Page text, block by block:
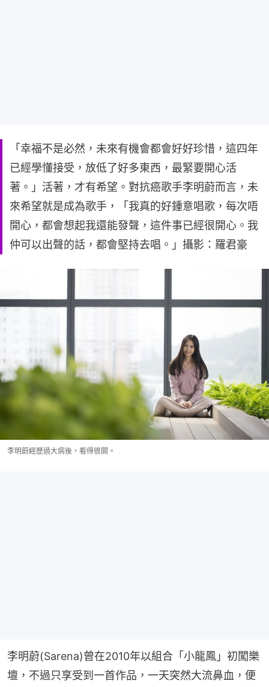
「幸福不是必然，未來有機會都會好好珍惜，這四年
已經學懂接受，放低了好多東西，最緊要開心活
著。」活著，才有希望。對抗癌歌手李明蔚而言，未
來希望就是成為歌手，「我真的好鍾意唱歌，每次唔
開心，都會想起我還能發聲，這件事已經很開心。我
仲可以出聲的話，都會堅持去唱。」攝影：羅君豪
李明蔚經歷過大病後，看得很開。
李明蔚(Sarena)曾在2010年以組合「小龍鳳」初闖樂
壇，不過只享受到一首作品，一天突然大流鼻血，便